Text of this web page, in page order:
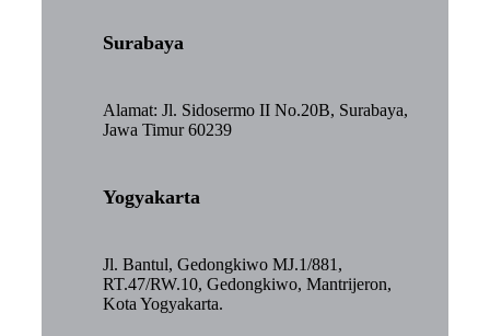
Surabaya
Alamat: Jl. Sidosermo II No.20B, Surabaya,
Jawa Timur 60239
Yogyakarta
Jl. Bantul, Gedongkiwo MJ.1/881,
RT.47/RW.10, Gedongkiwo, Mantrijeron,
Kota Yogyakarta.